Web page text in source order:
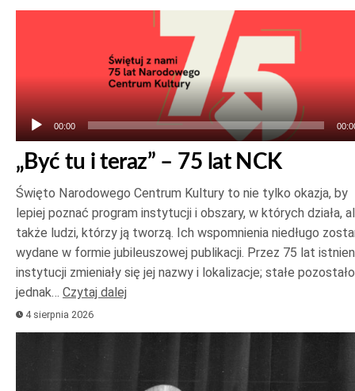
00:00
„Być tu i teraz” – 75 lat NCK
Święto Narodowego Centrum Kultury to nie tylko okazja, by
lepiej poznać program instytucji i obszary, w których działa,
także ludzi, którzy ją tworzą. Ich wspomnienia niedługo
wydane w formie jubileuszowej publikacji. Przez 75 lat
instytucji zmieniały się jej nazwy i lokalizacje; stałe pozostało
jednak… Czytaj dalej
4 sierpnia 2026